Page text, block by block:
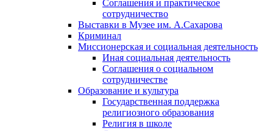
Соглашения и практическое
сотрудничество
Выставки в Музее им. А.Сахарова
Криминал
Миссионерская и социальная деятельность
Иная социальная деятельность
Соглашения о социальном
сотрудничестве
Образование и культура
Государственная поддержка
религиозного образования
Религия в школе